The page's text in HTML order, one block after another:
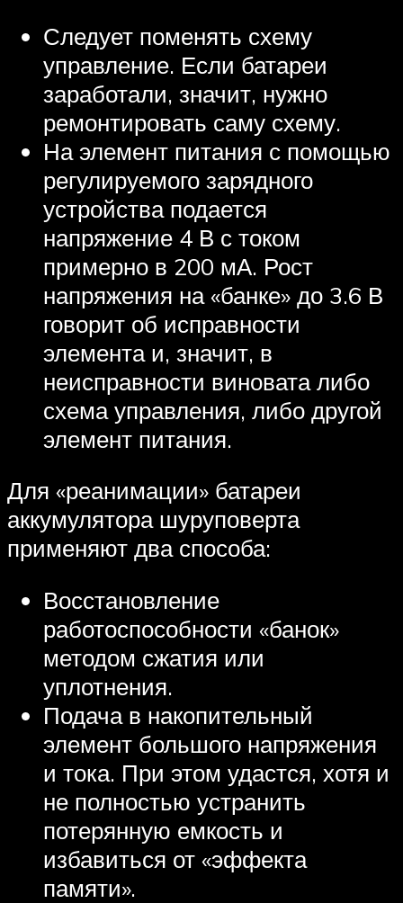
Следует поменять схему
управление. Если батареи
заработали, значит, нужно
ремонтировать саму схему.
На элемент питания с помощью
регулируемого зарядного
устройства подается
напряжение 4 В с током
примерно в 200 мА. Рост
напряжения на «банке» до 3.6 В
говорит об исправности
элемента и, значит, в
неисправности виновата либо
схема управления, либо другой
элемент питания.
Для «реанимации» батареи
аккумулятора шуруповерта
применяют два способа:
Восстановление
работоспособности «банок»
методом сжатия или
уплотнения.
Подача в накопительный
элемент большого напряжения
и тока. При этом удастся, хотя и
не полностью устранить
потерянную емкость и
избавиться от «эффекта
памяти».